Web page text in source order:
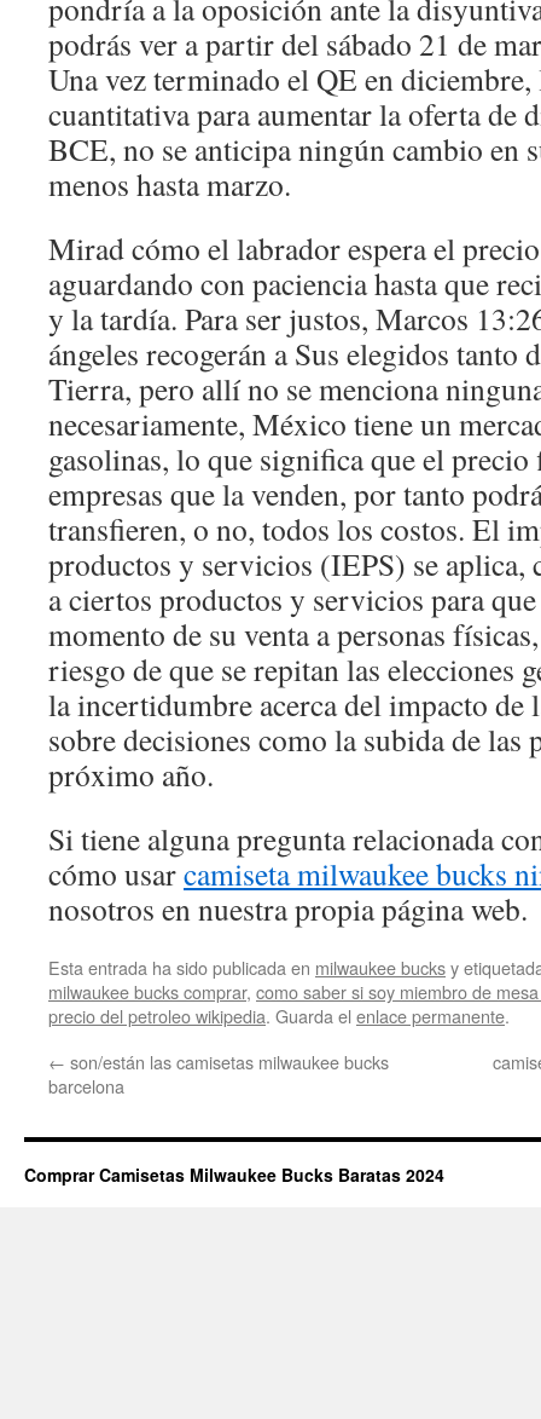
pondría a la oposición ante la
podrás ver a partir del sábado 21 de
Una vez terminado el QE en diciembre,
cuantitativa para aumentar la oferta de
BCE, no se anticipa ningún cambio en
menos hasta marzo.
Mirad cómo el labrador espera el
aguardando con paciencia hasta que
y la tardía. Para ser justos, Marcos
ángeles recogerán a Sus elegidos tanto
Tierra, pero allí no se menciona
necesariamente, México tiene un
gasolinas, lo que significa que el
empresas que la venden, por tanto
transfieren, o no, todos los costos. El
productos y servicios (IEPS) se aplica,
a ciertos productos y servicios para
momento de su venta a personas
riesgo de que se repitan las elecciones
la incertidumbre acerca del impacto
sobre decisiones como la subida de las
próximo año.
Si tiene alguna pregunta relacionada
cómo usarcamiseta milwaukee bucks
nosotros en nuestra propia página web.
Esta entrada ha sido publicada en milwaukee bucksy
milwaukee bucks comprar, como saber si soy miembro de
precio del petroleo wikipedia. Guarda el enlace permanente.
← son/están las camisetas milwaukee bucks
barcelona
Comprar Camisetas Milwaukee Bucks Baratas 2024